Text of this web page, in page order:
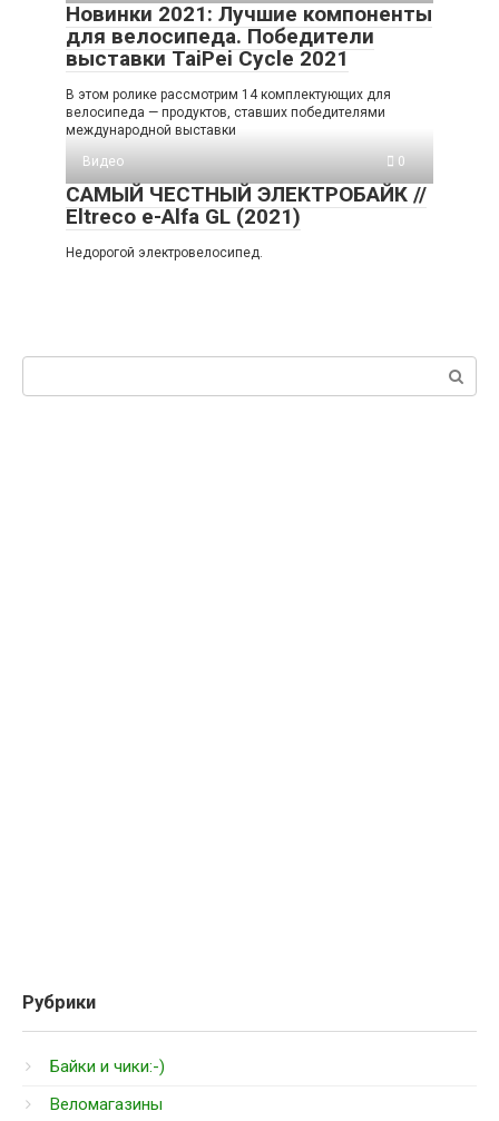
Новинки 2021: Лучшие компоненты
для велосипеда. Победители
выставки TaiPei Cycle 2021
В этом ролике рассмотрим 14 комплектующих для
велосипеда — продуктов, ставших победителями
международной выставки
Видео
0
САМЫЙ ЧЕСТНЫЙ ЭЛЕКТРОБАЙК //
Eltreco e-Alfa GL (2021)
Недорогой электровелосипед.
Рубрики
Байки и чики:-)
Веломагазины